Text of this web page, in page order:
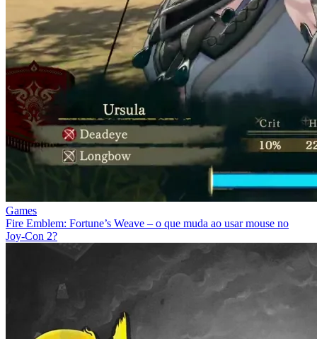
Games
Fire Emblem: Fortune’s Weave – o que muda ao usar mouse no
Joy‑Con 2?